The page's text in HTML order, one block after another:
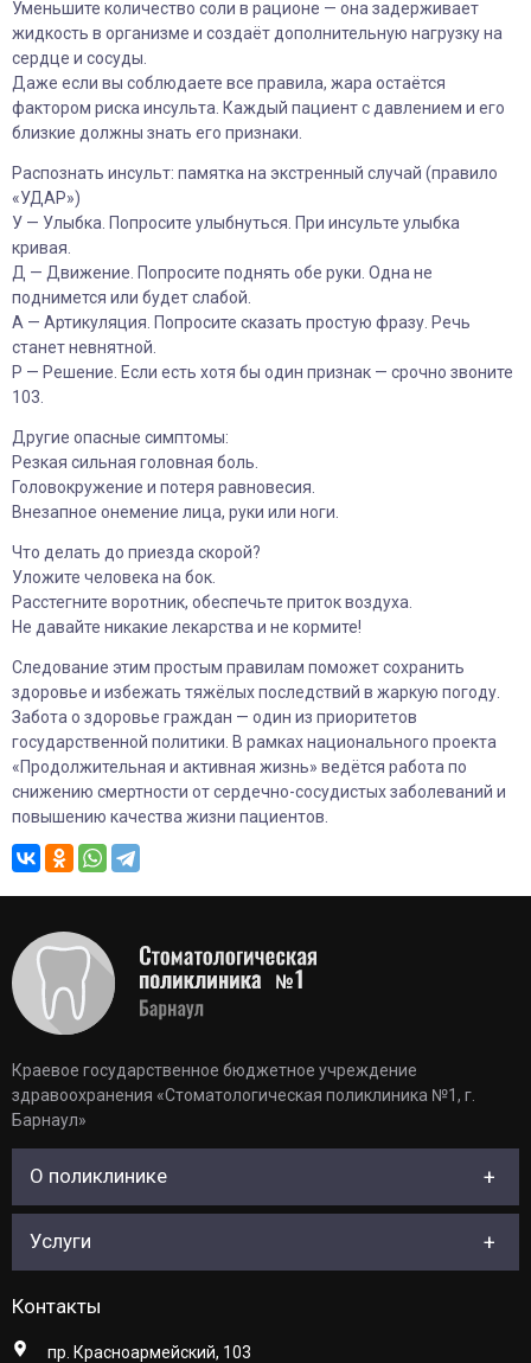
Уменьшите количество соли в рационе — она задерживает
жидкость в организме и создаёт дополнительную нагрузку на
сердце и сосуды.
Даже если вы соблюдаете все правила, жара остаётся
фактором риска инсульта. Каждый пациент с давлением и его
близкие должны знать его признаки.
Распознать инсульт: памятка на экстренный случай (правило
«УДАР»)
У — Улыбка. Попросите улыбнуться. При инсульте улыбка
кривая.
Д — Движение. Попросите поднять обе руки. Одна не
поднимется или будет слабой.
А — Артикуляция. Попросите сказать простую фразу. Речь
станет невнятной.
Р — Решение. Если есть хотя бы один признак — срочно звоните
103.
Другие опасные симптомы:
Резкая сильная головная боль.
Головокружение и потеря равновесия.
Внезапное онемение лица, руки или ноги.
Что делать до приезда скорой?
Уложите человека на бок.
Расстегните воротник, обеспечьте приток воздуха.
Не давайте никакие лекарства и не кормите!
Следование этим простым правилам поможет сохранить
здоровье и избежать тяжёлых последствий в жаркую погоду.
Забота о здоровье граждан — один из приоритетов
государственной политики. В рамках национального проекта
«Продолжительная и активная жизнь» ведётся работа по
снижению смертности от сердечно-сосудистых заболеваний и
повышению качества жизни пациентов.
Краевое государственное бюджетное учреждение
здравоохранения «Стоматологическая поликлиника №1, г.
Барнаул»
О поликлинике
Услуги
Контакты
пр. Красноармейский, 103